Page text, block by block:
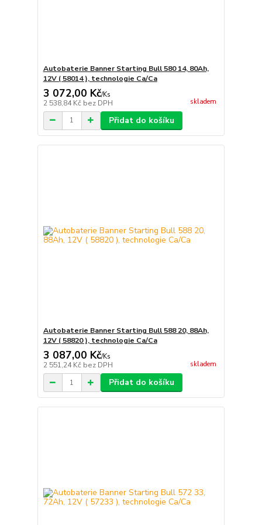
Autobaterie Banner Starting Bull 580 14, 80Ah,
12V ( 58014 ), technologie Ca/Ca
3 072,00 Kč/Ks
2 538,84 Kč bez DPH skladem
Přidat do košíku
Autobaterie Banner Starting Bull 588 20, 88Ah,
12V ( 58820 ), technologie Ca/Ca
3 087,00 Kč/Ks
2 551,24 Kč bez DPH skladem
Přidat do košíku